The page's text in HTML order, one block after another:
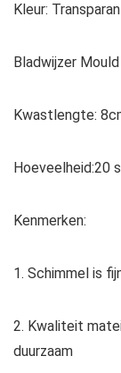
Kleur:
Bladwijzer
Kwastlengte:
Hoeveelheid:20
Kenmerken:
1. Schimmel is
2. Kwaliteit
duurzaam